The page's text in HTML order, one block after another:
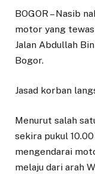
BOGOR – Nasib
motor yang
Jalan Abdullah
Bogor.
Jasad korban
Menurut salah
sekira pukul
mengendarai
melaju dari arah